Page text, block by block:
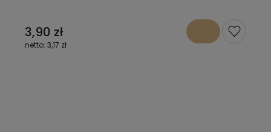
3,90 zł
3,17 zł